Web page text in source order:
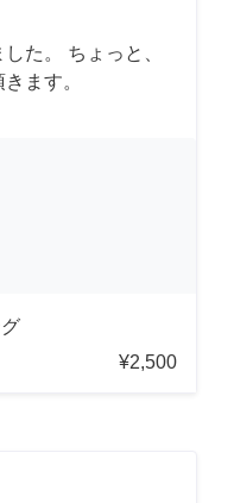
た。 ちょっと、
ます。
¥2,500